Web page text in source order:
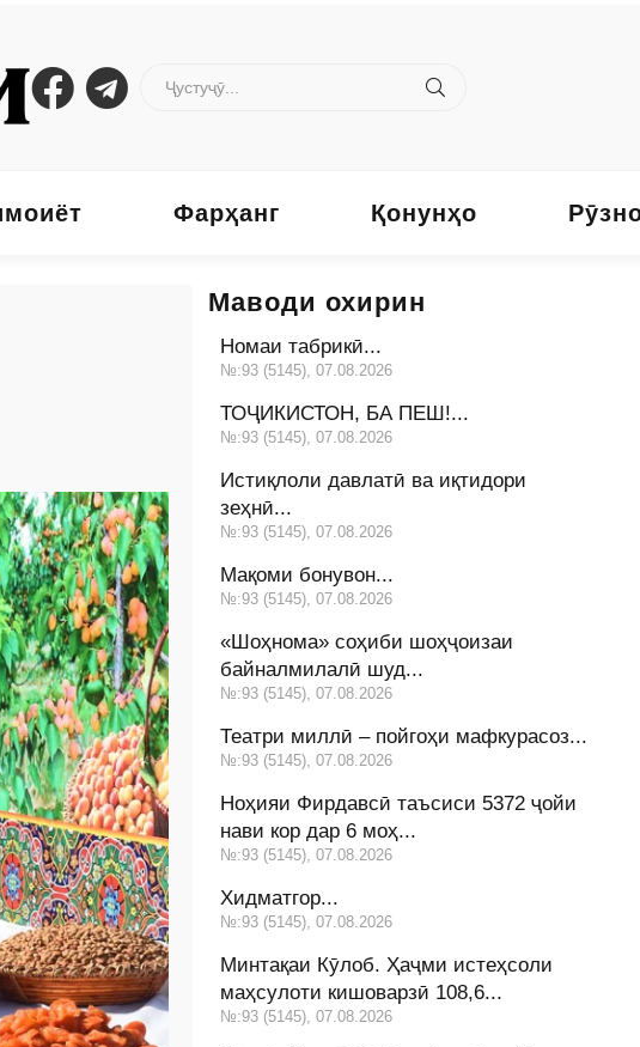
Фарҳанг Қонунҳо
Маводи охирин
Номаи табрикӣ...
№:93 (5145), 07.08.2026
ТОҶИКИСТОН, БА ПЕШ!...
№:93 (5145), 07.08.2026
Истиқлоли давлатӣ ва иқтидори
зеҳнӣ...
№:93 (5145), 07.08.2026
Мақоми бонувон...
№:93 (5145), 07.08.2026
«Шоҳнома» соҳиби шоҳҷоизаи
байналмилалӣ шуд...
№:93 (5145), 07.08.2026
Театри миллӣ – пойгоҳи мафкурасоз...
№:93 (5145), 07.08.2026
Ноҳияи Фирдавсӣ таъсиси 5372 ҷойи
нави кор дар 6 моҳ...
№:93 (5145), 07.08.2026
Хидматгор...
№:93 (5145), 07.08.2026
Минтақаи Кӯлоб. Ҳаҷми истеҳсоли
маҳсулоти кишоварзӣ 108,6...
№:93 (5145), 07.08.2026